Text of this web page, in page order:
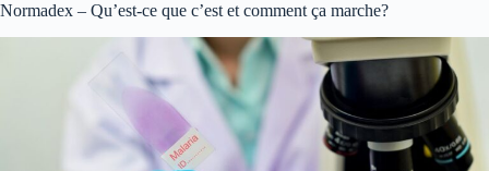
Normadex – Qu’est-ce que c’est et comment ça marche?